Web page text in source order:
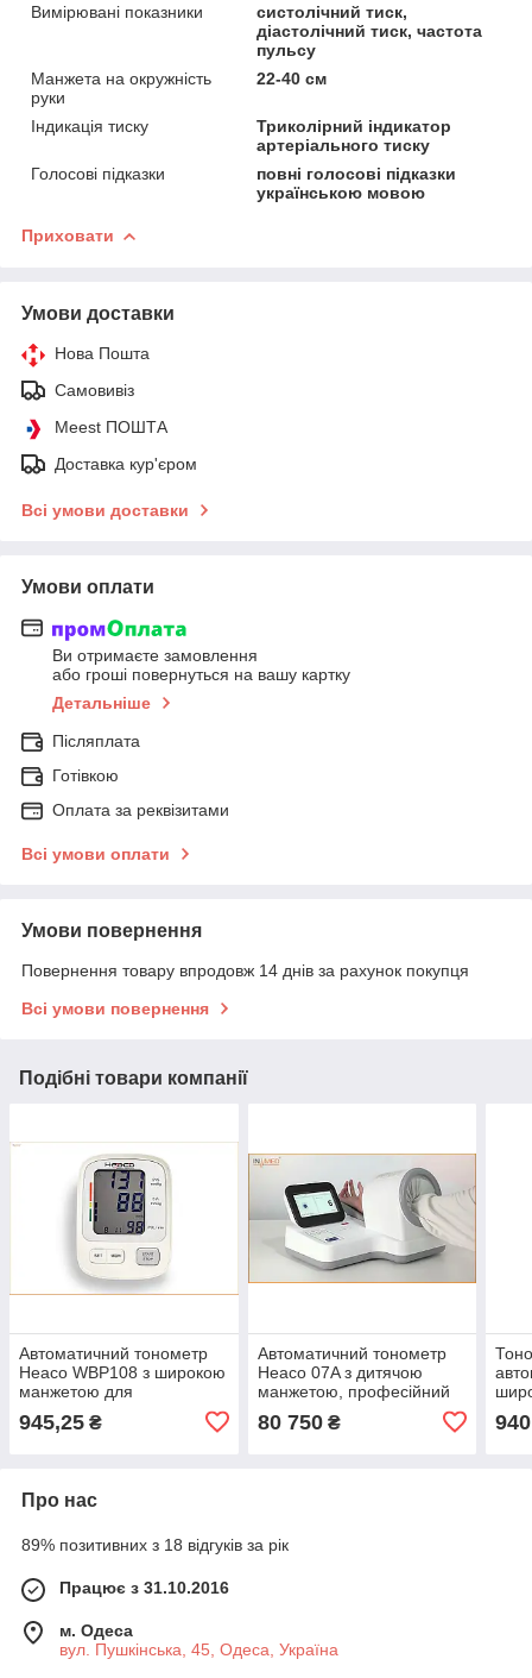
Вимірювані показники
систолічний тиск,
діастолічний тиск, частота
пульсу
Манжета на окружність
руки
22-40 см
Індикація тиску
Триколірний індикатор
артеріального тиску
Голосові підказки
повні голосові підказки
українською мовою
Приховати
Умови доставки
Нова Пошта
Самовивіз
Meest ПОШТА
Доставка кур'єром
Всі умови доставки
Умови оплати
Ви отримаєте замовлення
або гроші повернуться на вашу картку
Детальніше
Післяплата
Готівкою
Оплата за реквізитами
Всі умови оплати
Умови повернення
Повернення товару впродовж 14 днів за рахунок покупця
Всі умови повернення
Подібні товари компанії
Автоматичний тонометр
Heaco WBP108 з широкою
манжетою для
артеріального тиску
945,25 ₴
Автоматичний тонометр
Heaco 07A з дитячою
манжетою, професійний
тонометр для домашнього
використання
80 750₴
Про нас
89% позитивних з 18 відгуків за рік
Працює з 31.10.2016
м. Одеса
вул. Пушкінська, 45, Одеса, Україна